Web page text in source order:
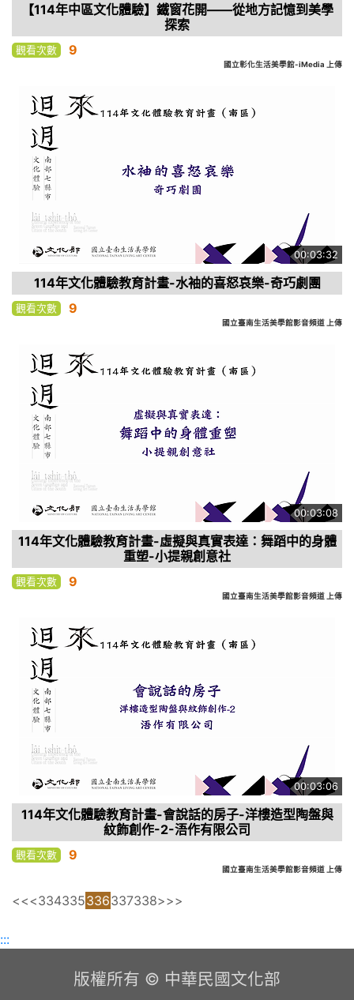
【114年中區文化體驗】鐵窗花開——從地方記憶到美學
探索
觀看次數 9
國立彰化生活美學館-iMedia 上傳
00:03:32
114年文化體驗教育計畫-水袖的喜怒哀樂-奇巧劇團
觀看次數 9
國立臺南生活美學館影音頻道 上傳
00:03:08
114年文化體驗教育計畫-虛擬與真實表達：舞蹈中的身體
重塑-小提親創意社
觀看次數 9
國立臺南生活美學館影音頻道 上傳
00:03:06
114年文化體驗教育計畫-會說話的房子-洋樓造型陶盤與
紋飾創作-2-浯作有限公司
觀看次數 9
國立臺南生活美學館影音頻道 上傳
<<<334335336337338>>>
:::
版權所有 © 中華民國文化部